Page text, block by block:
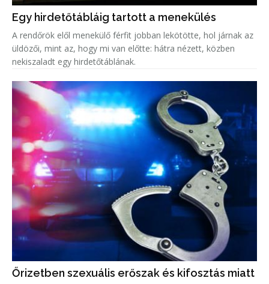
Egy hirdetőtábláig tartott a menekülés
A rendőrök elől menekülő férfit jobban lekötötte, hol járnak az
üldözői, mint az, hogy mi van előtte: hátra nézett, közben
nekiszaladt egy hirdetőtáblának.
Őrizetben szexuális erőszak és kifosztás miatt